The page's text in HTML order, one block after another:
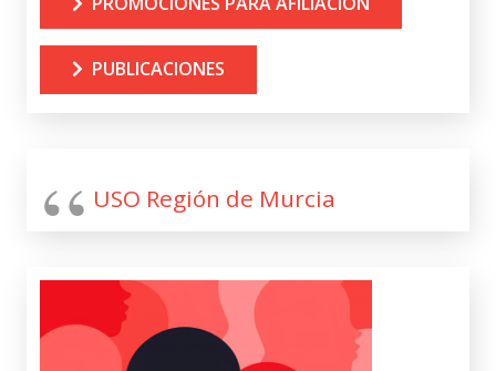
PUBLICACIONES
USO Región de Murcia